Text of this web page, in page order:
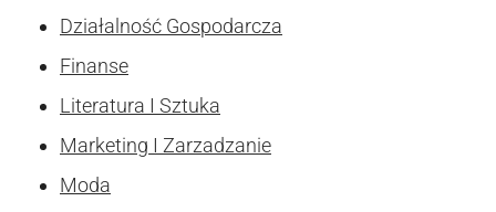
Działalność Gospodarcza
Finanse
Literatura I Sztuka
Marketing I Zarzadzanie
Moda